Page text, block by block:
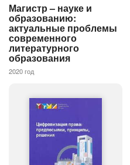
Магистр – науке и
образованию:
актуальные проблемы
современного
литературного
образования
2020 год